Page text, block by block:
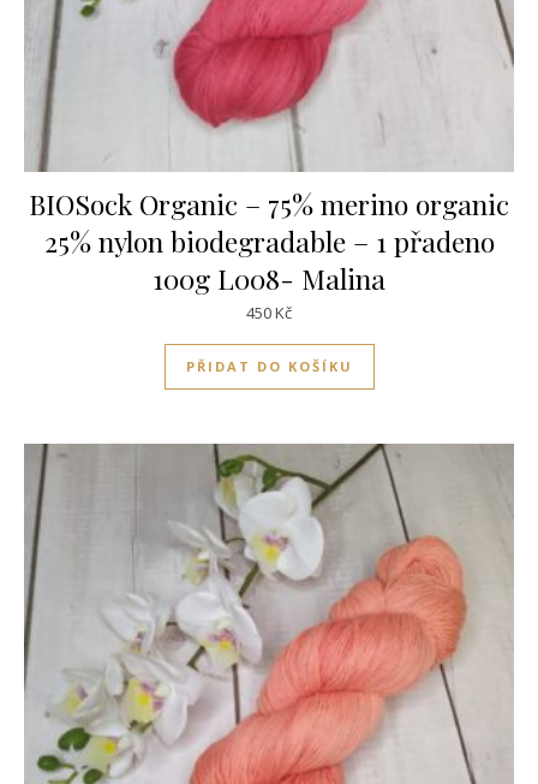
BIOSock Organic – 75% merino organic
25% nylon biodegradable – 1 přadeno
100g L008- Malina
450Kč
PŘIDAT DO KOŠÍKU